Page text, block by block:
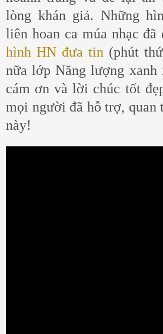
lòng khán giả. Những
liên hoan ca múa nhạc
hình HN đưa tin (phút
nữa lớp Năng lượng
cám ơn và lời chúc tốt
mọi người đã hỗ trợ, quan
này!